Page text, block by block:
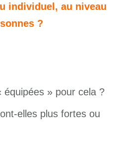
individuel, au niveau
?
équipées » pour cela ?
elles plus fortes ou